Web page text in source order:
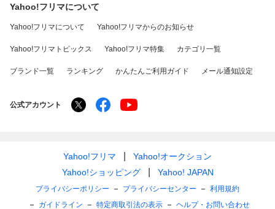
Yahoo!フリマについて
Yahoo!フリマについて Yahoo!フリマからのお知らせ
Yahoo!フリマトピックス Yahoo!フリマ特集 カテゴリ一覧
ブランド一覧 ランキング かんたんご利用ガイド メール通知設定
公式アカウント
Yahoo!フリマ
Yahoo!オークション
Yahoo!ショッピング
Yahoo! JAPAN
プライバシーポリシー プライバシーセンター
利用規約
ガイドライン
特定商取引法の表示 ヘルプ・お問い合わせ